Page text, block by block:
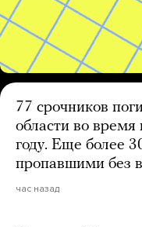
77 срочников
области во
году. Еще более
пропавшими без
час назад